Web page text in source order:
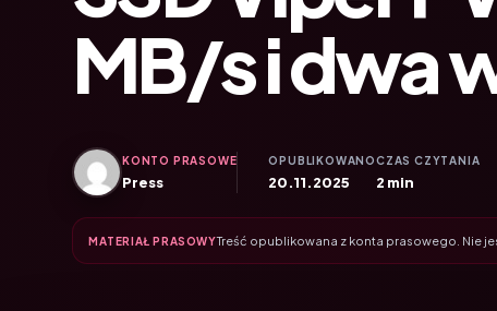
MB/s i dwa
KONTO PRASOWE
Press
OPUBLIKOWANO
20.11.2025
CZAS CZYTANIA
2 min
MATERIAŁ PRASOWYTreść opublikowana z konta prasowego. Nie